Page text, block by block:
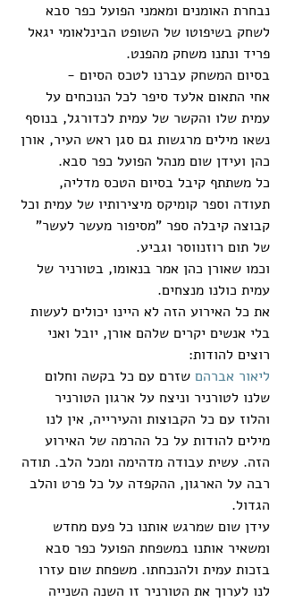
נבחרת האומנים ומאמני הפועל כפר סבא
לשחק בשיפוטו של השופט הבינלאומי יגאל
פריד ונתנו משחק מהפנט.
בסיום המשחק עברנו לטכס הסיום -
אחי התאום אלעד סיפר לכל הנוכחים על
עמית שלו והקשר של עמית לכדורגל, בנוסף
נשאו מילים מרגשות גם סגן ראש העיר, אורן
כהן ועידן שום מנהל הפועל כפר סבא.
כל משתתף קיבל בסיום הטכס מדליה,
תעודה וספר קומיקס מיצירותיו של עמית וכל
קבוצה קיבלה ספר "מסיפור מעשר לעשר"
של תום רוזנווסר וגביע.
וכמו שאורן כהן אמר בנאומו, בטורניר של
עמית כולנו מנצחים.
את כל האירוע הזה לא היינו יכולים לעשות
בלי אנשים יקרים שלהם אורן, יובל ואני
רוצים להודות:
ליאור אברהם שזרם עם כל בקשה וחלום
שלנו לטורניר וניצח על ארגון הטורניר
והלוז עם כל הקבוצות והעירייה, אין לנו
מילים להודות על כל ההרמה של האירוע
הזה. עשית עבודה מדהימה ומכל הלב. תודה
רבה על הארגון, ההקפדה על כל פרט והלב
הגדול.
עידן שום שמרגש אותנו כל פעם מחדש
ומשאיר אותנו במשפחת הפועל כפר סבא
בזכות עמית ולהנכחתו. משפחת שום עזרו
לנו לערוך את הטורניר זו השנה השנייה